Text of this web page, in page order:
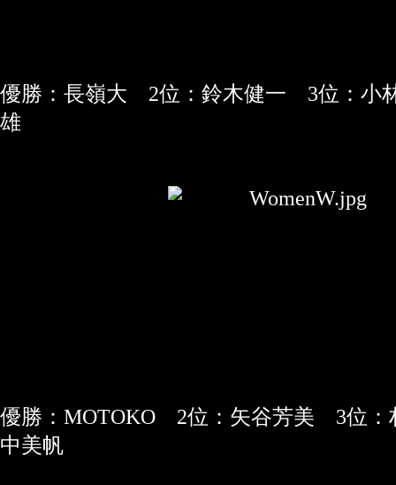
優勝：長嶺大 2位：鈴木健一 3位：小
雄
優勝：MOTOKO 2位：矢谷芳美 3位
中美帆